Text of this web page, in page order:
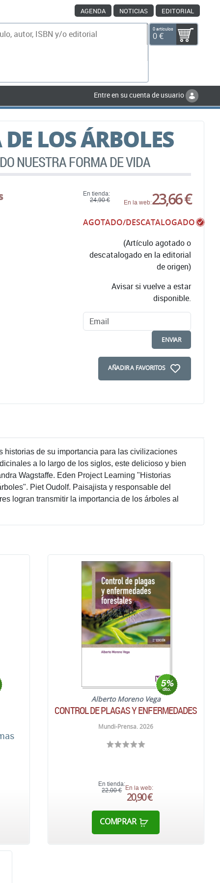
AGENDA NOTICIAS EDITORIAL
0 artículos
0 €
Entre en su cuenta de usuario
LOS ÁRBOLES
NUESTRA FORMA DE VIDA
En tienda:
24,90 €
En la web:23,66 €
AGOTADO/DESCATALOGADO
(Artículo agotado o
descatalogado en la editorial
de origen)
Avisar si vuelve a estar
disponible.
ENVIAR
AÑADIR A FAVORITOS
historias de su importancia para las civilizaciones
a lo largo de los siglos, este delicioso y bien
Wagstaffe. Eden Project Learning "Historias
Piet Oudolf. Paisajista y responsable del
logran transmitir la importancia de los árboles al
Alberto Moreno Vega
CONTROL DE PLAGAS Y ENFERMEDADES
Mundi-Prensa. 2026
En tienda:
22,00 €
En la web:
20,90 €
COMPRAR